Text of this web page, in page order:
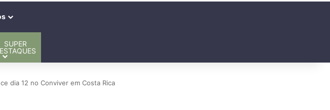
SUPER
dia 12 no Conviver em Costa Rica